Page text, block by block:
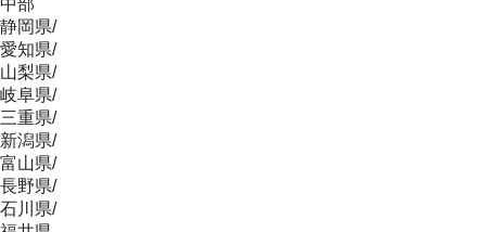
中部
静岡県/
愛知県/
山梨県/
岐阜県/
三重県/
新潟県/
富山県/
長野県/
石川県/